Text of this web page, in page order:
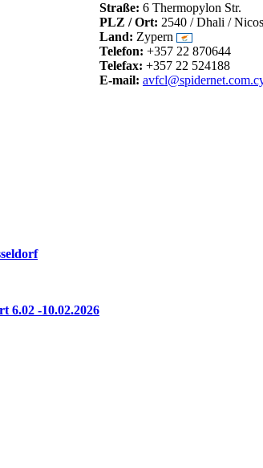
-10.02.2026
Straße: 6 Thermopylon Str.
PLZ / Ort: 2540 / Dhali /
Land: Zypern
Telefon: +357 22 870644
Telefax: +357 22 524188
E-mail: